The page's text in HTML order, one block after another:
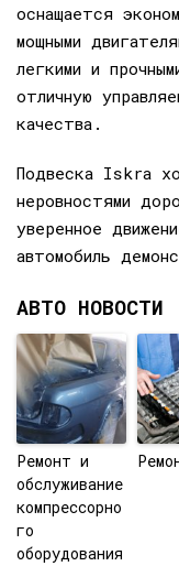
оснащается
мощными
легкими и
отличную
качества.
Подвеска Iskra
неровностями
уверенное
автомобиль
АВТО НОВОСТИ
Ремонт и
обслуживание
компрессорно
го
оборудования